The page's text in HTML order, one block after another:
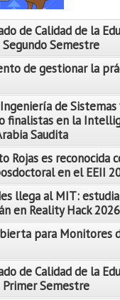
de Calidad de la
Semestre
de gestionar la
de Sistemas
finalistas en la
Saudita
Rojas es reconocida
en el EEII
llega al MIT:
en Reality Hack 2026
para Monitores
de Calidad de la
Semestre